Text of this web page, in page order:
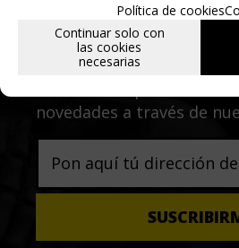
Entérate
novedades a través de
Política de cookies
Continuar solo con
las cookies
necesarias